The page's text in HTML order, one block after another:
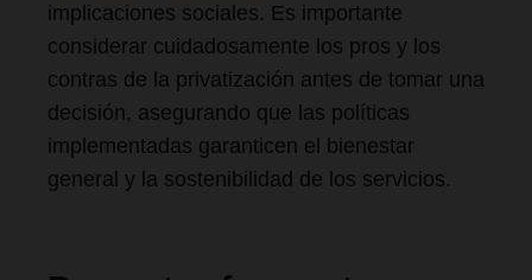
implicaciones sociales. Es importante
considerar cuidadosamente los pros y los
contras de la privatización antes de tomar una
decisión, asegurando que las políticas
implementadas garanticen el bienestar
general y la sostenibilidad de los servicios.